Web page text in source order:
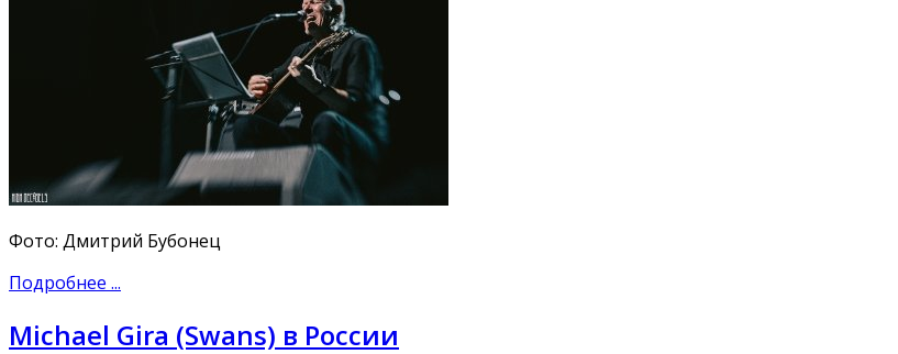
Фото: Дмитрий Бубонец
Подробнее ...
Michael Gira (Swans) в России